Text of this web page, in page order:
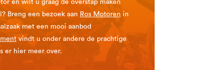
en wilt u graag de overstap maken
Breng een bezoek aan Ros Motoren in
met een mooi aanbod
vindt u onder andere de prachtige
er hier meer over.